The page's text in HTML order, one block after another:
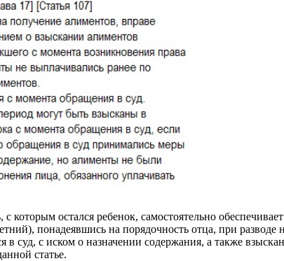
остался ребенок, самостоятельно
понадеявшись на порядочность отца, при разводе
суд, с иском о назначении содержания, а также
статье.